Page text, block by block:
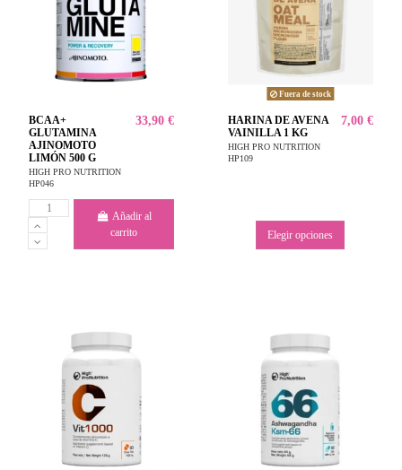
BCAA+
GLUTAMINA
AJINOMOTO
LIMÓN 500 G
HIGH PRO NUTRITION
HP046
33,90 €
Añadir al
carrito
Fuera de stock
HARINA DE AVENA
VAINILLA 1 KG
HIGH PRO NUTRITION
HP109
7,00 €
Elegir opciones